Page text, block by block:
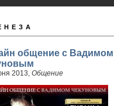
общение с Вадимом
2013, Общение